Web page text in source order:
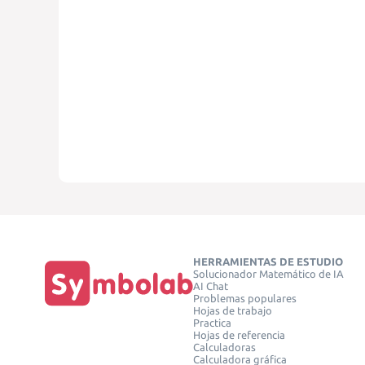
HERRAMIENTAS DE ESTUDIO
Solucionador Matemático de IA
AI Chat
Problemas populares
Hojas de trabajo
Practica
Hojas de referencia
Calculadoras
Calculadora gráfica